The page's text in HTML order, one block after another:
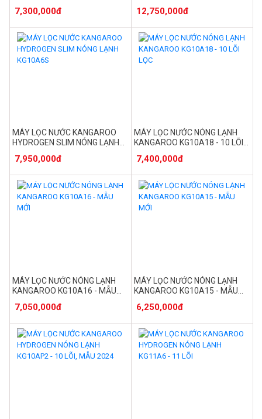
7,300,000đ 12,750,000đ
MÁY LỌC NƯỚC KANGAROO
HYDROGEN SLIM NÓNG LẠNH
7,950,000đ
MÁY LỌC NƯỚC NÓNG LẠNH
KANGAROO KG10A18 - 10 LÕI
7,400,000đ
MÁY LỌC NƯỚC NÓNG LẠNH
KANGAROO KG10A16 - MẪU
7,050,000đ
MÁY LỌC NƯỚC NÓNG LẠNH
KANGAROO KG10A15 - MẪU
6,250,000đ